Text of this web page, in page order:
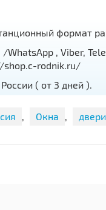
формат
, Viber,
shop.c-rodnik.ru/
( от 3 дней ).
вас ?
, Окна , двери